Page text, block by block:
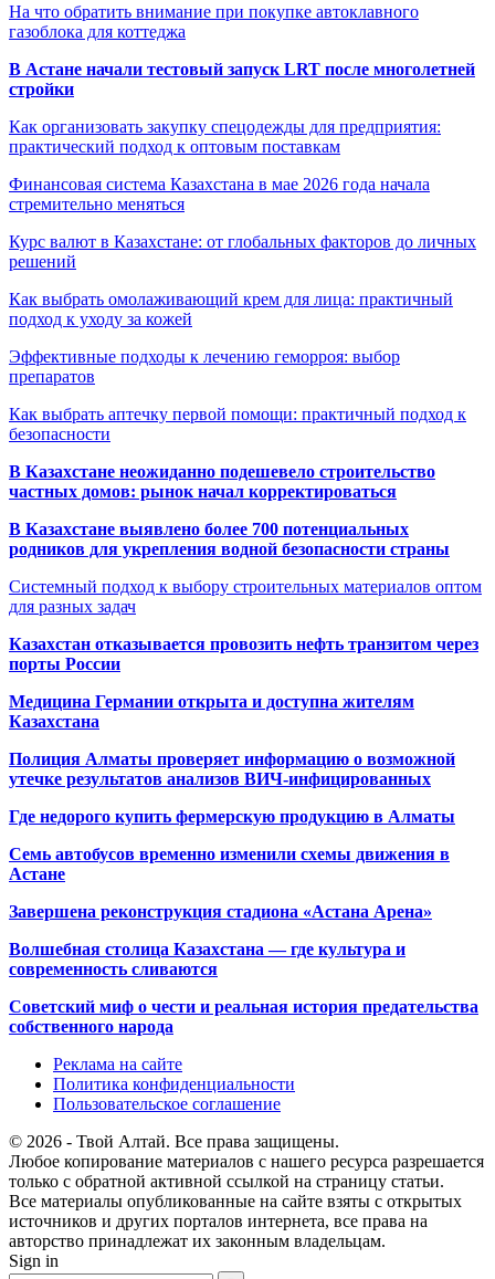
На что обратить внимание при покупке автоклавного
газоблока для коттеджа
В Астане начали тестовый запуск LRT после многолетней
стройки
Как организовать закупку спецодежды для предприятия:
практический подход к оптовым поставкам
Финансовая система Казахстана в мае 2026 года начала
стремительно меняться
Курс валют в Казахстане: от глобальных факторов до личных
решений
Как выбрать омолаживающий крем для лица: практичный
подход к уходу за кожей
Эффективные подходы к лечению геморроя: выбор
препаратов
Как выбрать аптечку первой помощи: практичный подход к
безопасности
В Казахстане неожиданно подешевело строительство
частных домов: рынок начал корректироваться
В Казахстане выявлено более 700 потенциальных
родников для укрепления водной безопасности страны
Системный подход к выбору строительных материалов оптом
для разных задач
Казахстан отказывается провозить нефть транзитом через
порты России
Медицина Германии открыта и доступна жителям
Казахстана
Полиция Алматы проверяет информацию о возможной
утечке результатов анализов ВИЧ-инфицированных
Где недорого купить фермерскую продукцию в Алматы
Семь автобусов временно изменили схемы движения в
Астане
Завершена реконструкция стадиона «Астана Арена»
Волшебная столица Казахстана — где культура и
современность сливаются
Советский миф о чести и реальная история предательства
собственного народа
Реклама на сайте
Политика конфиденциальности
Пользовательское соглашение
© 2026 - Твой Алтай. Все права защищены.
Любое копирование материалов с нашего ресурса разрешается
только с обратной активной ссылкой на страницу статьи.
Все материалы опубликованные на сайте взяты с открытых
источников и других порталов интернета, все права на
авторство принадлежат их законным владельцам.
Sign in